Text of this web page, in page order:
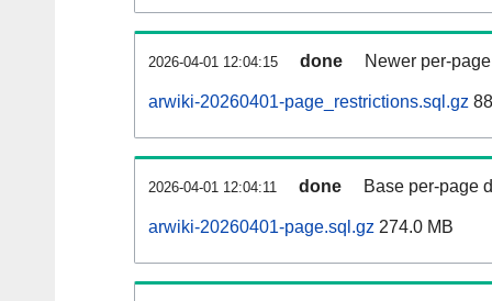
2026-04-01 12:04:15 done Newer per-
arwiki-20260401-page_restrictions.sql.gz
2026-04-01 12:04:11 done Base per-page
arwiki-20260401-page.sql.gz 274.0 MB